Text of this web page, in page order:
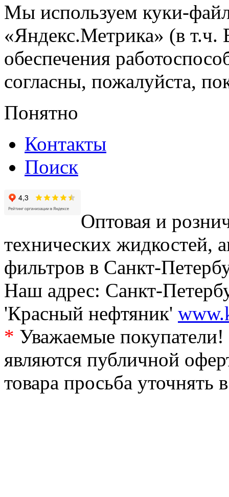
Мы используем куки-
«Яндекс.Метрика» (в т.ч.
обеспечения
согласны, пожалуйста,
Понятно
Контакты
Поиск
Оптовая и
технических жидкостей,
фильтров в Санкт-
Наш адрес: Санкт-
'Красный нефтяник'
* Уважаемые
являются публичной
товара просьба уточнять